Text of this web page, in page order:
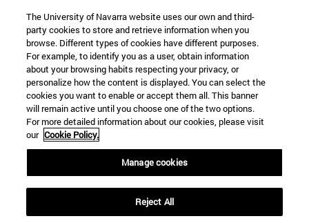
The University of Navarra website uses our own and third-
party cookies to store and retrieve information when you
browse. Different types of cookies have different purposes.
For example, to identify you as a user, obtain information
about your browsing habits respecting your privacy, or
personalize how the content is displayed. You can select the
cookies you want to enable or accept them all. This banner
will remain active until you choose one of the two options.
For more detailed information about our cookies, please visit
our Cookie Policy.
Manage cookies
Reject All